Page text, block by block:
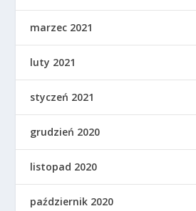
marzec 2021
luty 2021
styczeń 2021
grudzień 2020
listopad 2020
październik 2020